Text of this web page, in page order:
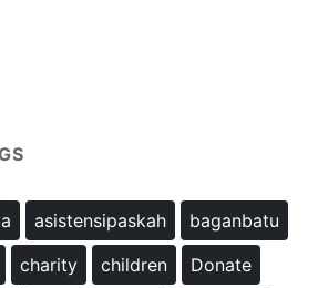
asistensipaskah
baganbatu
charity children
Donate